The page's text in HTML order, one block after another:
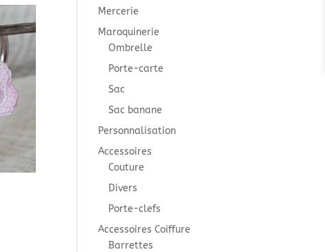
Mercerie
Maroquinerie
Ombrelle
Porte-carte
Sac
Sac banane
Personnalisation
Accessoires
Couture
Divers
Porte-clefs
Accessoires Coiffure
Barrettes